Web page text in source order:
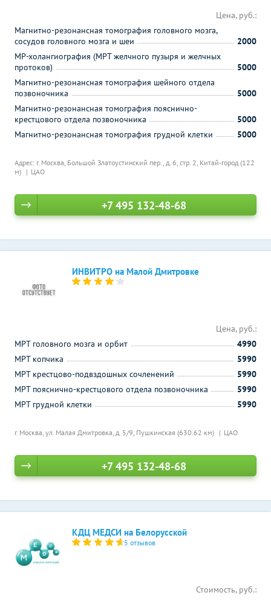
Адрес: г. Москва, Большой Златоустинский пер., д. 6, стр. 2, Китай-город (122
м)
ЦАО
Цена, руб.:
Магнитно-резонансная томография головного мозга,
сосудов головного мозга и шеи
2000
МР-холангиография (МРТ желчного пузыря и желчных
протоков)
5000
Магнитно-резонансная томография шейного отдела
позвоночника
5000
Магнитно-резонансная томография пояснично-
крестцового отдела позвоночника
5000
Магнитно-резонансная томография грудной клетки
5000
+7 495 132-48-68
ИНВИТРО на Малой Дмитровке
г. Москва, ул. Малая Дмитровка, д. 5/9, Пушкинская (630.62 км) ЦАО
Цена, руб.:
МРТ головного мозга и орбит
4990
МРТ копчика
5990
МРТ крестцово-подвздошных сочленений
5990
МРТ пояснично-крестцового отдела позвоночника
5990
МРТ грудной клетки
5990
+7 495 132-48-68
КДЦ МЕДСИ на Белорусской
5 отзывов
Стоимость, руб.: